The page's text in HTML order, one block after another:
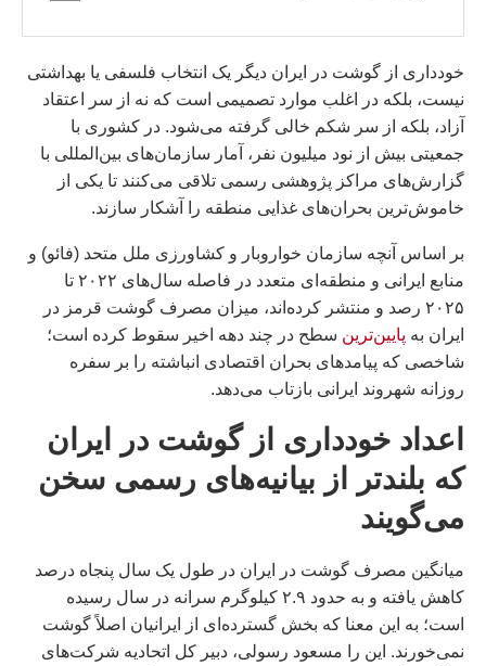
خودداری از گوشت در ایران دیگر یک انتخاب فلسفی یا بهداشتی
نیست، بلکه در اغلب موارد تصمیمی است که نه از سر اعتقاد
آزاد، بلکه از سر شکم خالی گرفته می‌شود. در کشوری با
جمعیتی بیش از نود میلیون نفر، آمار سازمان‌های بین‌المللی با
گزارش‌های مراکز پژوهشی رسمی تلاقی می‌کنند تا یکی از
خاموش‌ترین بحران‌های غذایی منطقه را آشکار سازند.
بر اساس آنچه سازمان خواروبار و کشاورزی ملل متحد (فائو) و
منابع ایرانی و منطقه‌ای متعدد در فاصله سال‌های ۲۰۲۲ تا
۲۰۲۵ رصد و منتشر کرده‌اند، میزان مصرف گوشت قرمز در
ایران به پایین‌ترین سطح در چند دهه اخیر سقوط کرده است؛
شاخصی که پیامدهای بحران اقتصادی انباشته را بر سفره
روزانه شهروند ایرانی بازتاب می‌دهد.
اعداد خودداری از گوشت در ایران
که بلندتر از بیانیه‌های رسمی سخن
می‌گویند
میانگین مصرف گوشت در ایران در طول یک سال پنجاه درصد
کاهش یافته و به حدود ۲.۹ کیلوگرم سرانه در سال رسیده
است؛ به این معنا که بخش گسترده‌ای از ایرانیان اصلاً گوشت
نمی‌خورند. این را مسعود رسولی، دبیر کل اتحادیه شرکت‌های